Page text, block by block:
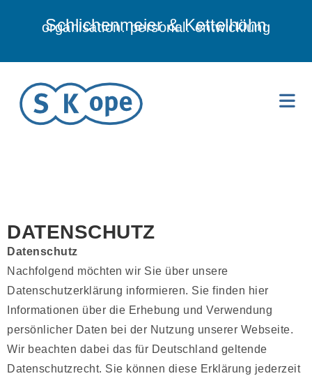
Schlichenmeier & Kettelhöhn
organisation. personal. entwicklung
DATENSCHUTZ
Datenschutz
Nachfolgend möchten wir Sie über unsere
Datenschutzerklärung informieren. Sie finden hier
Informationen über die Erhebung und Verwendung
persönlicher Daten bei der Nutzung unserer Webseite.
Wir beachten dabei das für Deutschland geltende
Datenschutzrecht. Sie können diese Erklärung jederzeit